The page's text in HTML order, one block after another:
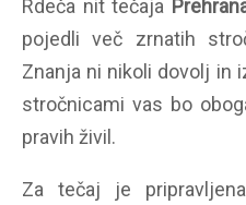
Rdeča nit tečaja
pojedli več zrnatih
Znanja ni nikoli dovolj in
stročnicami vas bo
pravih živil.
Za tečaj je